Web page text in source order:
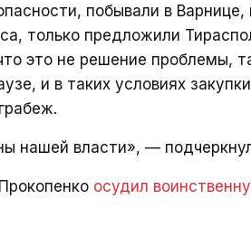
побывали в Варнице,
только предложили
это не решение проблемы,
и в таких условиях
нашей власти», —
осудил